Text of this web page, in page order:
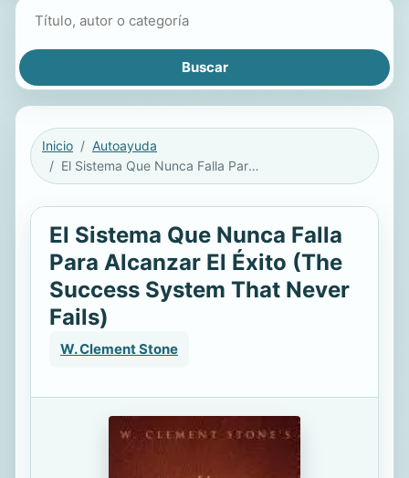
Inicio
Autoayuda
El Sistema Que Nunca Falla Para Alcanzar El Éxito (The Success System That Never Fails)
El Sistema Que Nunca Falla
Para Alcanzar El Éxito (The
Success System That Never
Fails)
W. Clement Stone